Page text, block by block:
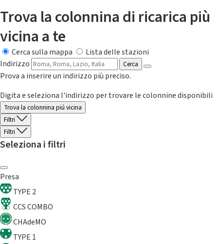
Trova la colonnina di ricarica più
vicina a te
Cerca sulla mappa
Lista delle stazioni
Indirizzo
Cerca
Prova a inserire un indirizzo più preciso.
Digita e seleziona l'indirizzo per trovare le colonnine disponibili
Trova la colonnina piú vicina
Filtri
Filtri
Seleziona i filtri
Presa
TYPE 2
CCS COMBO
CHAdeMO
TYPE 1